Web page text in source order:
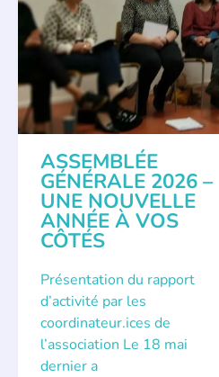
VIE DE L'ASSOCIATION
ASSEMBLÉE
GÉNÉRALE 2026 –
UNE NOUVELLE
ANNÉE À VOS
CÔTÉS
Présentation du rapport
d’activité par les
coordinateur.ices de
l’association Le 18 mai
dernier a